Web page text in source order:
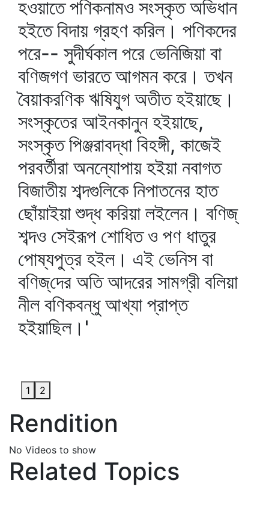
হওয়াতে পণিকনামও সংস্কৃত অভিধান
হইতে বিদায় গ্রহণ করিল। পণিকদের
পরে-- সুদীর্ঘকাল পরে ভেনিজিয়া বা
বণিজগণ ভারতে আগমন করে। তখন
বৈয়াকরণিক ঋষিযুগ অতীত হইয়াছে।
সংস্কৃতের আইনকানুন হইয়াছে,
সংস্কৃত পিঞ্জরাবদ্ধা বিহঙ্গী, কাজেই
পরবর্তীরা অনন্যোপায় হইয়া নবাগত
বিজাতীয় শব্দগুলিকে নিপাতনের হাত
ছোঁয়াইয়া শুদ্ধ করিয়া লইলেন। বণিজ্‌
শব্দও সেইরূপ শোধিত ও পণ ধাতুর
পোষ্যপুত্র হইল। এই ভেনিস বা
বণিজ্‌দের অতি আদরের সামগ্রী বলিয়া
নীল বণিকবন্ধু আখ্যা প্রাপ্ত
হইয়াছিল।'
1 2
Rendition
No Videos to show
Related Topics